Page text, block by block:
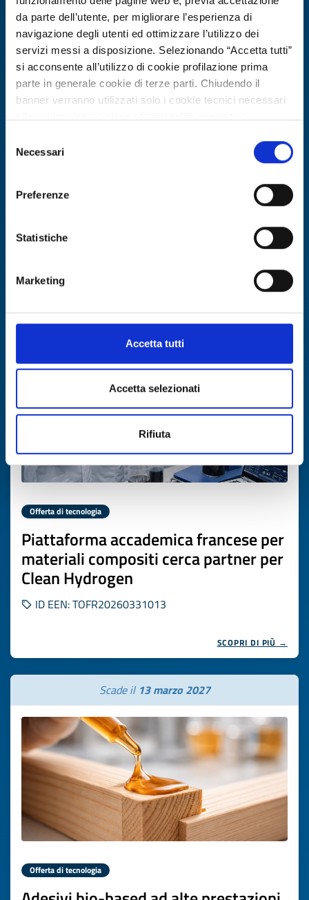
da parte dell’utente, per migliorare l’esperienza di
navigazione degli utenti ed ottimizzare l’utilizzo dei
servizi messi a disposizione. Selezionando “Accetta tutti”
si acconsente all’utilizzo di cookie profilazione prima
parte in generale cookie di terze parti. Chiudendo il
banner verranno utilizzati solo i cookie tecnici necessari
Per conoscere i dettagli, consulta la nostra cookie policy.
https://www.openinnovation.regione.lombardia.it/it/co
https://www.openinnovation.regione.lombardia.it/it/pr
delNecessari
Preferenze
Statistiche
Marketing
Accetta tutti
Accetta selezionati
Rifiuta
Offerta commerciale
software AI, analisi dati e sistemi
ID EEN: BOTR20260225001
SCOPRI DI PIÙ →
Offerta di tecnologia
Piattaforma accademica francese per
materiali compositi cerca partner per
Clean Hydrogen
ID EEN: TOFR20260331013
SCOPRI DI PIÙ →
Scade il 13 marzo 2027
Offerta di tecnologia